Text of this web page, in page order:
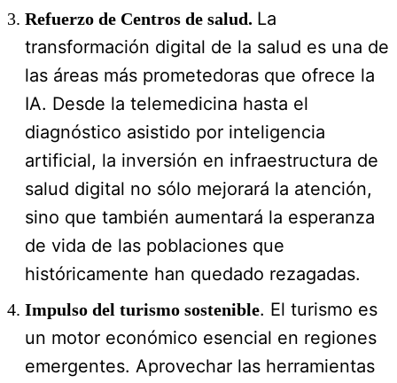
Refuerzo de Centros de salud. La
transformación digital de la salud es una de
las áreas más prometedoras que ofrece la
IA. Desde la telemedicina hasta el
diagnóstico asistido por inteligencia
artificial, la inversión en infraestructura de
salud digital no sólo mejorará la atención,
sino que también aumentará la esperanza
de vida de las poblaciones que
históricamente han quedado rezagadas.
Impulso del turismo sostenible. El turismo es
un motor económico esencial en regiones
emergentes. Aprovechar las herramientas